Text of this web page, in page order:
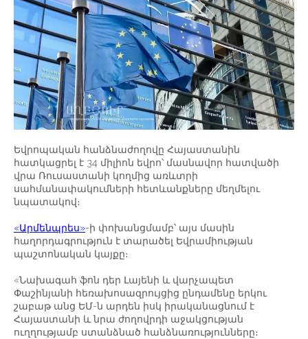
Եվրոպական հանձնաժողովը Հայաստանին
հատկացրել է 34 միլիոն եվրո՝ մասնավոր հատվածի
վրա Ռուսաստանի կողմից առևտրի
սահմանափակումների հետևանքները մեղմելու
նպատակով։
«Արմենպրես»-ի փոխանցմամբ՝ այս մասին
հաղորդագրություն է տարածել Եվրամիության
պաշտոնական կայքը։
«Նախագահ ֆոն դեր Լայենի և վարչապետ
Փաշինյանի հեռախոսազրույցից ընդամենը երկու
շաբաթ անց ԵՄ-ն արդեն իսկ իրականացնում է
Հայաստանի և նրա ժողովրդի աջակցության
ուղղությամբ ստանձնած հանձնառությունները։